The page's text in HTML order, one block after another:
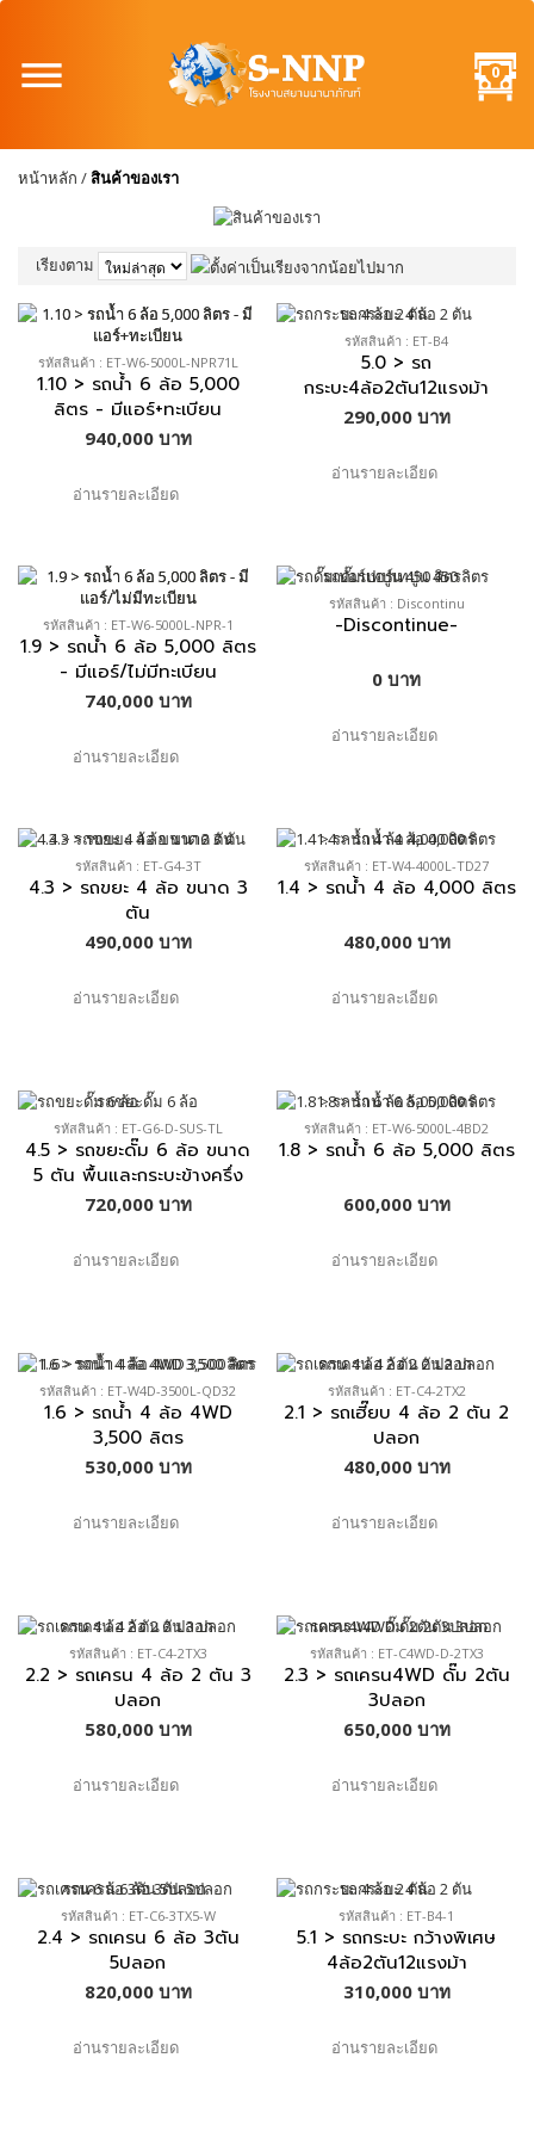
0
หน้าหลัก /สินค้าของเรา
เรียงตาม
3
รหัสสินค้า : ET-W6-5000L-NPR71L
1.10 > รถน้ำ 6 ล้อ 5,000
ลิตร - มีแอร์+ทะเบียน
940,000 บาท
อ่านรายละเอียด
รหัสสินค้า : ET-B4
5.0 > รถ
กระบะ4ล้อ2ตัน12แรงม้า
290,000 บาท
อ่านรายละเอียด
รหัสสินค้า : ET-W6-5000L-NPR-1
1.9 > รถน้ำ 6 ล้อ 5,000 ลิตร
- มีแอร์/ไม่มีทะเบียน
740,000 บาท
อ่านรายละเอียด
รหัสสินค้า : Discontinu
-Discontinue-
0 บาท
อ่านรายละเอียด
รหัสสินค้า : ET-G4-3T
4.3 > รถขยะ 4 ล้อ ขนาด 3
ตัน
490,000 บาท
อ่านรายละเอียด
รหัสสินค้า : ET-W4-4000L-TD27
1.4 > รถน้ำ 4 ล้อ 4,000 ลิตร
480,000 บาท
อ่านรายละเอียด
รหัสสินค้า : ET-G6-D-SUS-TL
4.5 > รถขยะดั๊ม 6 ล้อ ขนาด
5 ตัน พื้นและกระบะข้างครึ่ง
ล่างเป็นSUS ติดตั้งLiftท้าย
720,000 บาท
อ่านรายละเอียด
รหัสสินค้า : ET-W6-5000L-4BD2
1.8 > รถน้ำ 6 ล้อ 5,000 ลิตร
600,000 บาท
อ่านรายละเอียด
รหัสสินค้า : ET-W4D-3500L-QD32
1.6 > รถน้ำ 4 ล้อ 4WD
3,500 ลิตร
530,000 บาท
อ่านรายละเอียด
รหัสสินค้า : ET-C4-2TX2
2.1 > รถเฮี๊ยบ 4 ล้อ 2 ตัน 2
ปลอก
480,000 บาท
อ่านรายละเอียด
รหัสสินค้า : ET-C4-2TX3
2.2 > รถเครน 4 ล้อ 2 ตัน 3
ปลอก
580,000 บาท
อ่านรายละเอียด
รหัสสินค้า : ET-C4WD-D-2TX3
2.3 > รถเครน4WD ดั๊ม 2ตัน
3ปลอก
650,000 บาท
อ่านรายละเอียด
รหัสสินค้า : ET-C6-3TX5-W
2.4 > รถเครน 6 ล้อ 3ตัน
5ปลอก
820,000 บาท
อ่านรายละเอียด
รหัสสินค้า : ET-B4-1
5.1 > รถกระบะ กว้างพิเศษ
4ล้อ2ตัน12แรงม้า
310,000 บาท
อ่านรายละเอียด